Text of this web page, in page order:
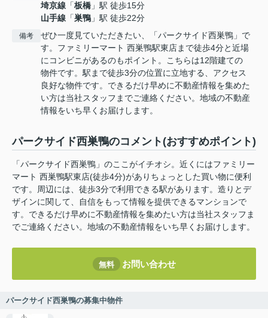
埼京線 「板橋 」駅 徒歩15分
山手線 「巣鴨 」駅 徒歩22分
備考
ぜひ一度見ていただきたい、「パークサイド西巣鴨」で
す。ファミリーマート 西巣鴨駅東店まで徒歩4分と近場
にコンビニがあるのもポイント。こちらは12階建ての
物件です。駅まで徒歩3分の位置に立地する、アクセス
良好な物件です。できるだけ早めに不動産情報を集めた
い方は当社スタッフまでご連絡ください。地域の不動産
情報をいち早くお届けします。
パークサイド西巣鴨のコメント(おすすめポイント)
「パークサイド西巣鴨」のここがイチオシ。近くにはファミリー
マート 西巣鴨駅東店(徒歩4分)がありちょっとした買い物に便利
です。周辺には、徒歩3分で利用できる駅があります。造りとデ
ザインに関して、自信をもって情報を提供できるマンションで
す。できるだけ早めに不動産情報を集めたい方は当社スタッフま
でご連絡ください。地域の不動産情報をいち早くお届けします。
無料 お問い合わせ
パークサイド西巣鴨の募集中物件